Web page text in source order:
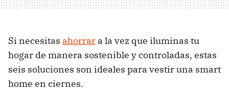
Si necesitas ahorrar a la vez que iluminas tu
hogar de manera sostenible y controladas, estas
seis soluciones son ideales para vestir una smart
home en ciernes.